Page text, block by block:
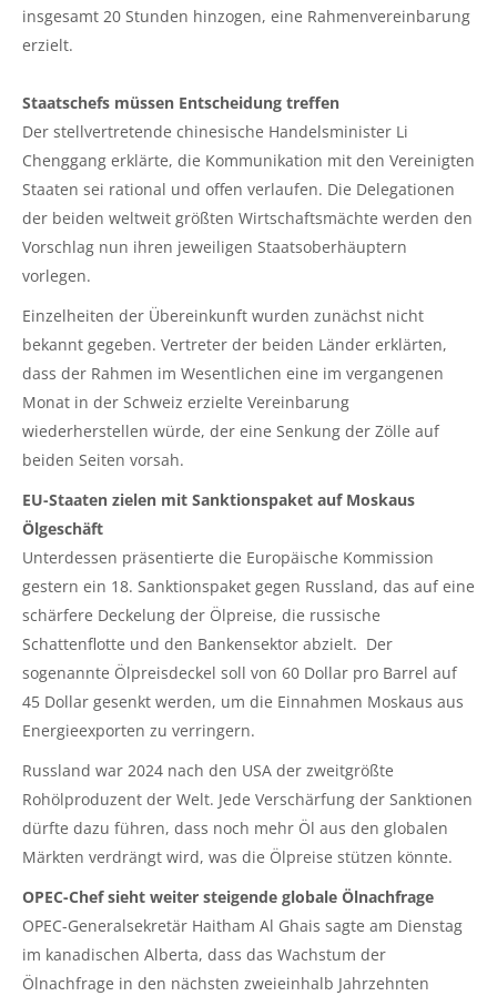
insgesamt 20 Stunden hinzogen, eine Rahmenvereinbarung
erzielt.
Staatschefs müssen Entscheidung treffen
Der stellvertretende chinesische Handelsminister Li
Chenggang erklärte, die Kommunikation mit den Vereinigten
Staaten sei rational und offen verlaufen. Die Delegationen
der beiden weltweit größten Wirtschaftsmächte werden den
Vorschlag nun ihren jeweiligen Staatsoberhäuptern
vorlegen.
Einzelheiten der Übereinkunft wurden zunächst nicht
bekannt gegeben. Vertreter der beiden Länder erklärten,
dass der Rahmen im Wesentlichen eine im vergangenen
Monat in der Schweiz erzielte Vereinbarung
wiederherstellen würde, der eine Senkung der Zölle auf
beiden Seiten vorsah.
EU-Staaten zielen mit Sanktionspaket auf Moskaus
Ölgeschäft
Unterdessen präsentierte die Europäische Kommission
gestern ein 18. Sanktionspaket gegen Russland, das auf eine
schärfere Deckelung der Ölpreise, die russische
Schattenflotte und den Bankensektor abzielt. Der
sogenannte Ölpreisdeckel soll von 60 Dollar pro Barrel auf
45 Dollar gesenkt werden, um die Einnahmen Moskaus aus
Energieexporten zu verringern.
Russland war 2024 nach den USA der zweitgrößte
Rohölproduzent der Welt. Jede Verschärfung der Sanktionen
dürfte dazu führen, dass noch mehr Öl aus den globalen
Märkten verdrängt wird, was die Ölpreise stützen könnte.
OPEC-Chef sieht weiter steigende globale Ölnachfrage
OPEC-Generalsekretär Haitham Al Ghais sagte am Dienstag
im kanadischen Alberta, dass das Wachstum der
Ölnachfrage in den nächsten zweieinhalb Jahrzehnten